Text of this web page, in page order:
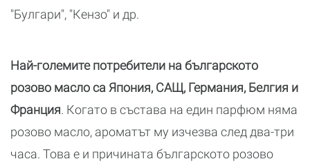
"Булгари", "Кензо" и др.
Най-големите потребители на българското
розово масло са Япония, САЩ, Германия, Белгия и
Франция. Когато в състава на един парфюм няма
розово масло, ароматът му изчезва след два-три
часа. Това е и причината българското розово